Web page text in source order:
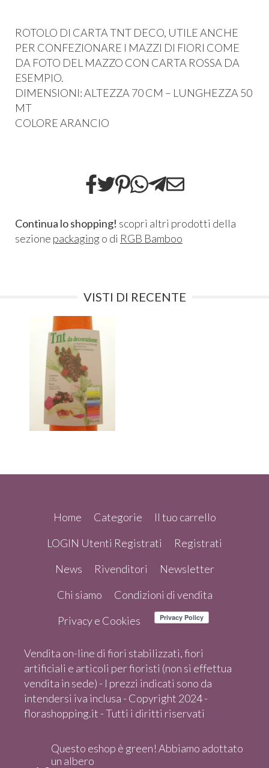
ROTOLO DI CARTATNT DECO, UTILEANCHE
PER CONFEZIONARE I MAZZI DI FIORI COME
DA FOTO DEL MAZZO CON CARTA ROSSA DA
ESEMPIO.
DIMENSIONI:ALTEZZA 70 CM – LUNGHEZZA 50
MT
COLOREARANCIO
Continua lo shopping! scopri altri prodotti della
sezione packaging o di RGB Bamboo
VISTI DI RECENTE
Home Categorie
Il tuo carrello
LOGIN Utenti Registrati
Registrati
News
Rivenditori
Newsletter
Chi siamo
Condizioni di vendita
Privacy e Cookies
Vendita on-line di fiori stabilizzati, fiori
artificiali e articoli per fioristi (non si effettua
vendita in sede) - I prezzi indicati sono da
intendersi iva inclusa - Copyright 2024 -
florashopping.it - Tutti i diritti riservati
Questo eshop è green! Abbiamo adottato
un albero